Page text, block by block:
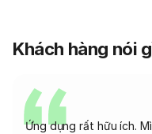
Khách hàng nói
Ứng dụng rất hữu ích.